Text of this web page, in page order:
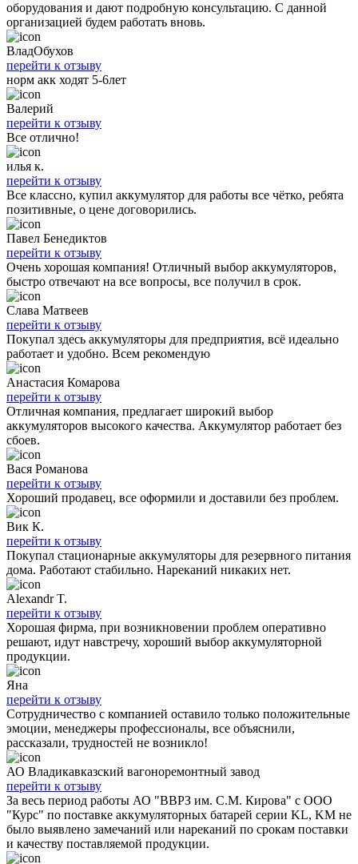
оборудования и дают подробную консультацию. С данной
организацией будем работать вновь.
ВладОбухов
перейти к отзыву
норм акк ходят 5-6лет
Валерий
перейти к отзыву
Все отлично!
илья к.
перейти к отзыву
Все классно, купил аккумулятор для работы все чётко, ребята
позитивные, о цене договорились.
Павел Бенедиктов
перейти к отзыву
Очень хорошая компания! Отличный выбор аккумуляторов,
быстро отвечают на все вопросы, все получил в срок.
Слава Матвеев
перейти к отзыву
Покупал здесь аккумуляторы для предприятия, всё идеально
работает и удобно. Всем рекомендую
Анастасия Комарова
перейти к отзыву
Отличная компания, предлагает широкий выбор
аккумуляторов высокого качества. Аккумулятор работает без
сбоев.
Вася Романова
перейти к отзыву
Хороший продавец, все оформили и доставили без проблем.
Вик К.
перейти к отзыву
Покупал стационарные аккумуляторы для резервного питания
дома. Работают стабильно. Нареканий никаких нет.
Alexandr T.
перейти к отзыву
Хорошая фирма, при возникновении проблем оперативно
решают, идут навстречу, хороший выбор аккумуляторной
продукции.
Яна
перейти к отзыву
Сотрудничество с компанией оставило только положительные
эмоции, менеджеры профессионалы, все объяснили,
рассказали, трудностей не возникло!
АО Владикавказский вагоноремонтный завод
перейти к отзыву
За весь период работы АО "ВВРЗ им. С.М. Кирова" с ООО
"Курс" по поставке аккумуляторных батарей серии KL, KM не
было выявлено замечаний или нареканий по срокам поставки
и качеству поставляемой продукции.